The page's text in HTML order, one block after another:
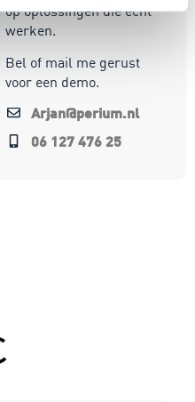
op oplossingen die écht
werken.
Bel of mail me gerust
voor een demo.
Arjan@perium.nl
06 127 476 25